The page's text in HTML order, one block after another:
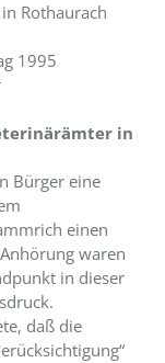
Rothaurach
1995
in
Bürger eine
einen
waren
in dieser
daß die